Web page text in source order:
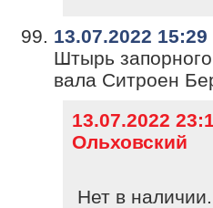
13.07.2022 15:29
Штырь
вала Ситроен
13.07.2022
Ольховский
Нет в наличии.